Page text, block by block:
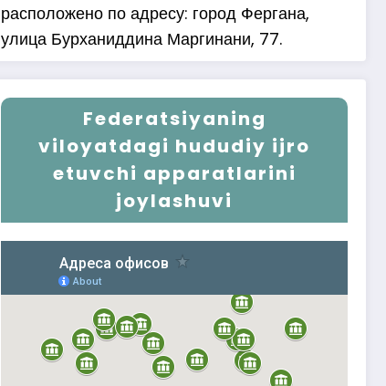
расположено по адресу: город Фергана,
улица Бурханиддина Маргинани, 77.
Federatsiyaning
viloyatdagi hududiy ijro
etuvchi apparatlarini
joylashuvi